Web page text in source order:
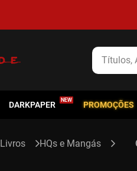
Títulos,
DARKPAPER PROMOÇÕES
Livros HQs e Mangás